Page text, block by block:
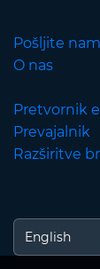
Pošljite
O nas
Pretvornik
Prevajalnik
Razširitve
English